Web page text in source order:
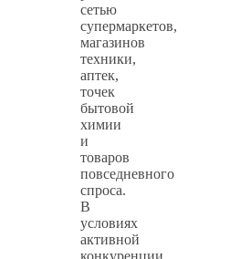
сетью
супермаркетов,
магазинов
техники,
аптек,
точек
бытовой
химии
и
товаров
повседневного
спроса.
В
условиях
активной
конкуренции